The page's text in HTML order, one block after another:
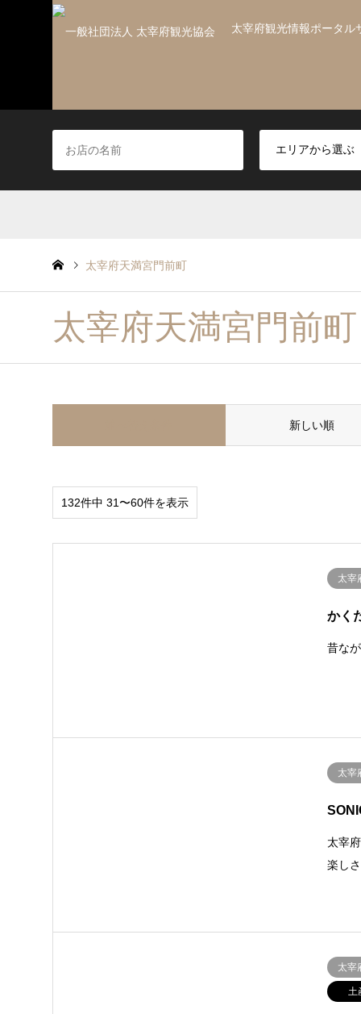
太宰府観光情報ポータル
太宰府天満宮門前町
太宰府天満宮門前町
新しい順
132件中 31〜60件を表示
太宰
かく
昔な
太宰
太宰
楽し
太宰
土